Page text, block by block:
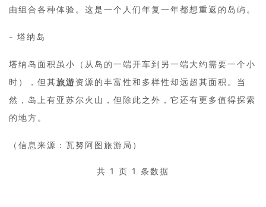
由组合各种体验。这是一个人们年复一年都想重返的岛屿。
- 塔纳岛
塔纳岛面积虽小（从岛的一端开车到另一端大约需要一个小
时），但其旅游资源的丰富性和多样性却远超其面积。当
然，岛上有亚苏尔火山，但除此之外，它还有更多值得探索
的地方。
（信息来源：瓦努阿图旅游局）
共 1 页 1 条数据